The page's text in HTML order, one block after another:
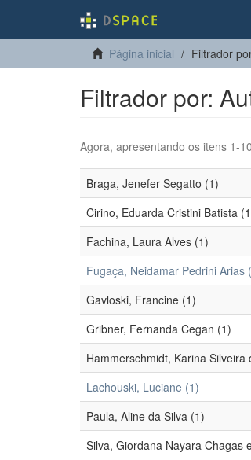
Página inicial Filtrador
Filtrador por:
Agora, apresentando os itens 1-10
Braga, Jenefer Segatto (1)
Cirino, Eduarda Cristini Batista
Fachina, Laura Alves (1)
Fugaça, Neidamar Pedrini Arias
Gavloski, Francine (1)
Gribner, Fernanda Cegan (1)
Hammerschmidt, Karina Silveira
Lachouski, Luciane (1)
Paula, Aline da Silva (1)
Silva, Giordana Nayara Chagas